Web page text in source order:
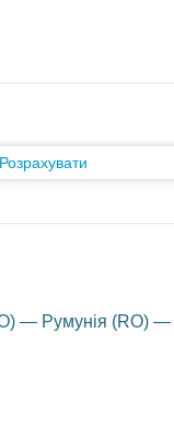
Розрахувати
— Румунія (RO)